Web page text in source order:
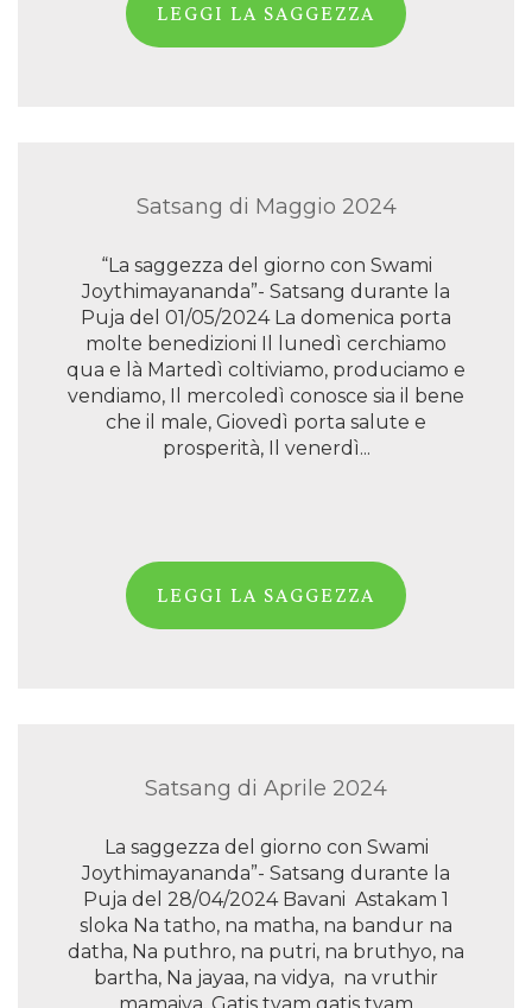
LEGGI LA SAGGEZZA
Satsang di Maggio 2024
“La saggezza del giorno con Swami
Joythimayananda”- Satsang durante la
Puja del 01/05/2024 La domenica porta
molte benedizioni Il lunedì cerchiamo
qua e là Martedì coltiviamo, produciamo e
vendiamo, Il mercoledì conosce sia il bene
che il male, Giovedì porta salute e
prosperità, Il venerdì...
LEGGI LA SAGGEZZA
Satsang di Aprile 2024
La saggezza del giorno con Swami
Joythimayananda”- Satsang durante la
Puja del 28/04/2024 Bavani Astakam 1
sloka Na tatho, na matha, na bandur na
datha, Na puthro, na putri, na bruthyo, na
bartha, Na jayaa, na vidya, na vruthir